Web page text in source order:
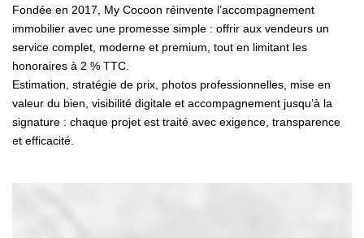
Fondée en 2017, My Cocoon réinvente l’accompagnement
immobilier avec une promesse simple : offrir aux vendeurs un
service complet, moderne et premium, tout en limitant les
honoraires à 2 % TTC.
Estimation, stratégie de prix, photos professionnelles, mise en
valeur du bien, visibilité digitale et accompagnement jusqu’à la
signature : chaque projet est traité avec exigence, transparence
et efficacité.